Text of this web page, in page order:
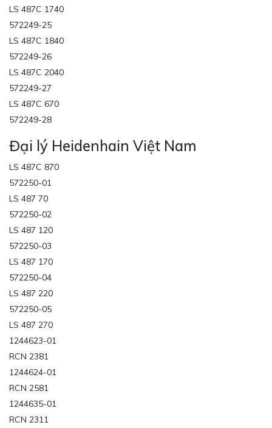
LS 487C 1740
572249-25
LS 487C 1840
572249-26
LS 487C 2040
572249-27
LS 487C 670
572249-28
Đại lý Heidenhain Việt Nam
LS 487C 870
572250-01
LS 487 70
572250-02
LS 487 120
572250-03
LS 487 170
572250-04
LS 487 220
572250-05
LS 487 270
1244623-01
RCN 2381
1244624-01
RCN 2581
1244635-01
RCN 2311